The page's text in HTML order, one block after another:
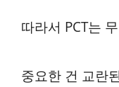
따라서 PCT는
중요한 건 교란